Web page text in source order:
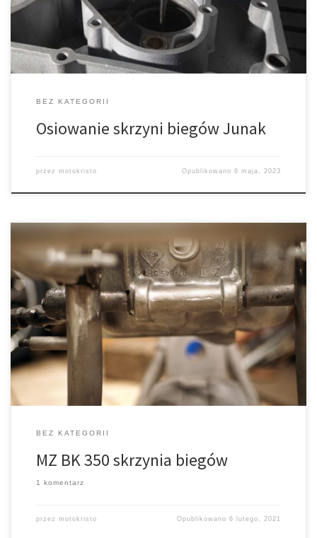
wałków pracujących w tulejkach,– wykonanie dodatkowego
otworu pod kołek w deklu skrzyni biegów i zakołkowanie dekla
BEZ KATEGORII
Osiowanie skrzyni biegów Junak
przez motokristo Opublikowano6 maja, 2023
Po montażu silnika przyszedł czas na przegląd skrzyni biegów BK
350. Jest to konstrukcja dość ciekawa, jak zresztą wiele
elementów BK. Cztery przełożenia, w tym dwie pary kół (3 i 4) o
zębach skośnych. To zwiększa cichobieżność zespołu w
najczęściej używanych warunkach. Skrzynia jest skonstruowana z
odbiorem momentu ze sprzęgła […]
BEZ KATEGORII
MZ BK 350 skrzynia biegów
1 komentarz
przez motokristo Opublikowano6 lutego, 2021